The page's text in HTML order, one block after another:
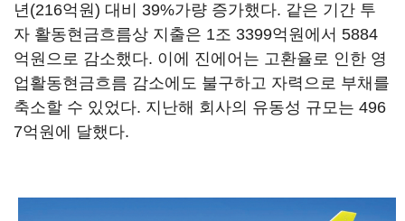
년(216억원) 대비 39%가량 증가했다. 같은 기간 투
자 활동현금흐름상 지출은 1조 3399억원에서 5884
억원으로 감소했다. 이에 진에어는 고환율로 인한 영
업활동현금흐름 감소에도 불구하고 자력으로 부채를
축소할 수 있었다. 지난해 회사의 유동성 규모는 496
7억원에 달했다.